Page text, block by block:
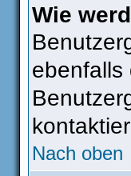
Wie
ebenfalls
Nach oben